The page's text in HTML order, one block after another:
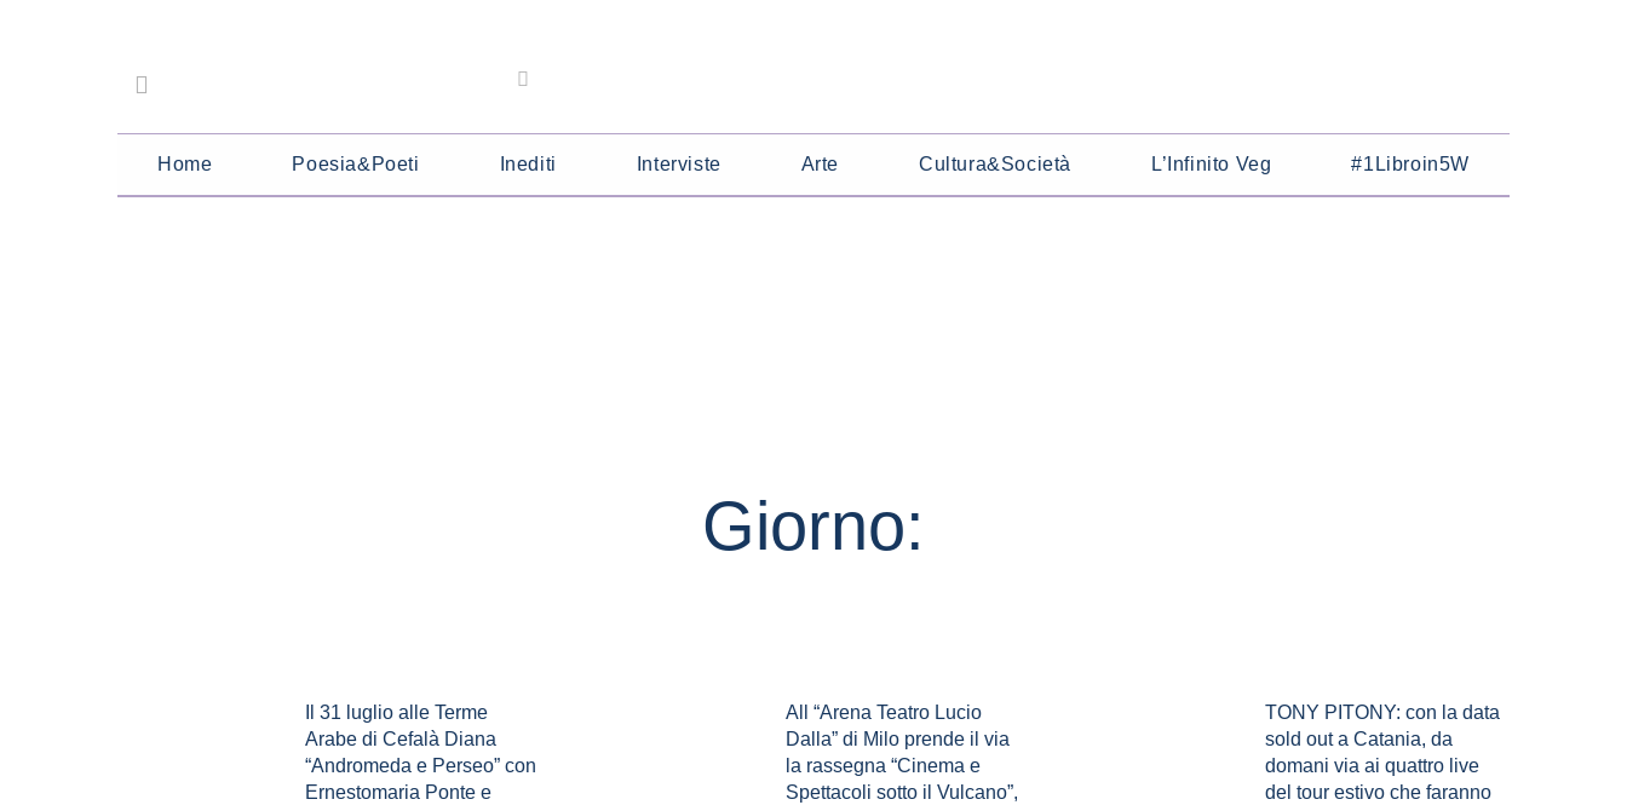
Home Poesia&Poeti Inediti Interviste Arte Cultura&Società L’Infinito Veg #1Libroin5W
Giorno:
Il 31 luglio alle Terme
Arabe di Cefalà Diana
“Andromeda e Perseo” con
Ernestomaria Ponte e
All “Arena Teatro Lucio
Dalla” di Milo prende il via
la rassegna “Cinema e
Spettacoli sotto il Vulcano”,
TONY PITONY: con la data
sold out a Catania, da
domani via ai quattro live
del tour estivo che faranno